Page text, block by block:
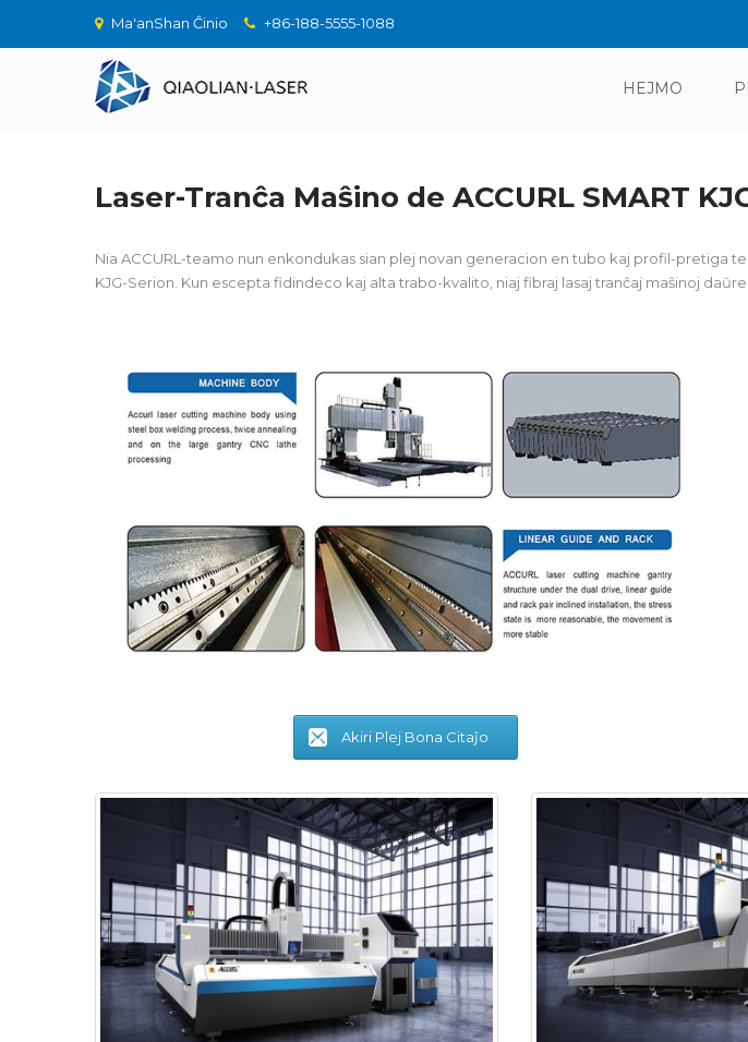
Ma'anShan Ĉinio +86-188-5555-1088
HEJMO
Laser-Tranĉa Maŝino de ACCURL SMART
Nia ACCURL-teamo nun enkondukas sian plej novan generacion en tubo kaj profil-pretiga
KJG-Serion. Kun escepta fidindeco kaj alta trabo-kvalito, niaj fibraj lasaj tranĉaj maŝinoj
Akiri Plej Bona Citaĵo